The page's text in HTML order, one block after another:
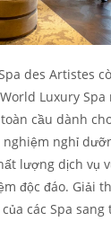
des Artistes
Luxury Spa
cầu dành
nghiệm nghỉ
lượng dịch vụ
độc đáo. Giải
các Spa